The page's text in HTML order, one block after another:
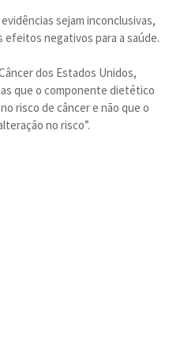
sejam inconclusivas,
negativos para a saúde.
dos Estados Unidos,
que o componente dietético
risco de câncer e não que o
no risco”.